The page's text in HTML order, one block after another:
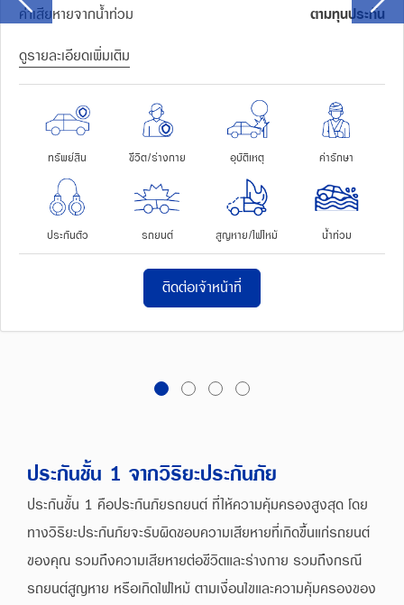
ค่าเสียหายจากน้ำท่วม
ตามทุนประกัน
ดูรายละเอียดเพิ่มเติม
ทรัพย์สิน ชีวิต/ร่างกาย อุบัติเหตุ ค่ารักษา
ประกันตัว รถยนต์ สูญหาย/ไฟไหม้ น้ำท่วม
ติดต่อเจ้าหน้าที่
ประกันชั้น 1 จากวิริยะประกันภัย
ประกันชั้น 1 คือประกันภัยรถยนต์ ที่ให้ความคุ้มครองสูงสุด โดย
ทางวิริยะประกันภัยจะรับผิดชอบความเสียหายที่เกิดขึ้นแก่รถยนต์
ของคุณ รวมถึงความเสียหายต่อชีวิตและร่างกาย รวมถึงกรณี
รถยนต์สูญหาย หรือเกิดไฟไหม้ ตามเงื่อนไขและความคุ้มครองของ